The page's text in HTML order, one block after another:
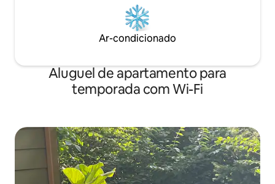
Ar-condicionado
Aluguel de apartamento para
temporada com Wi-Fi